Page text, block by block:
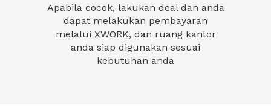
Apabila cocok, lakukan deal dan anda
dapat melakukan pembayaran
melalui XWORK, dan ruang kantor
anda siap digunakan sesuai
kebutuhan anda